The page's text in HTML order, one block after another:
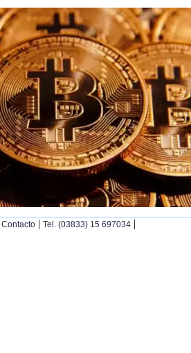
Contacto | Tel. (03833) 15 697034 |